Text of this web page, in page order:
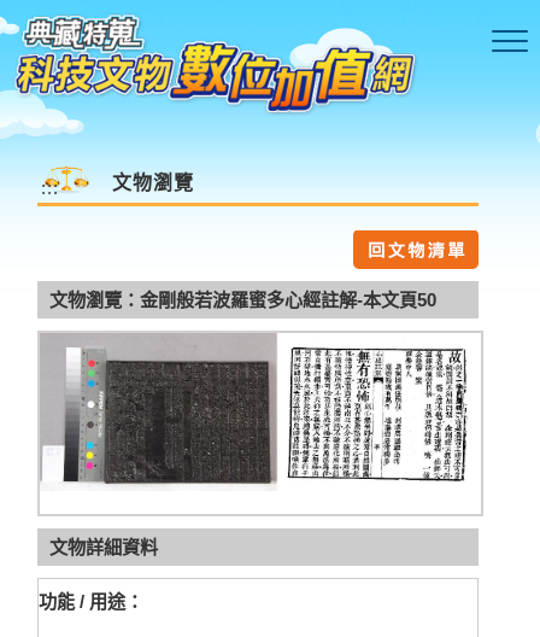
跳到主要內容區塊
::: 文物瀏覽
文物瀏覽：金剛般若波羅蜜多心經註解-本文頁50
文物詳細資料
功能 / 用途：